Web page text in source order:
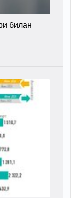
билан